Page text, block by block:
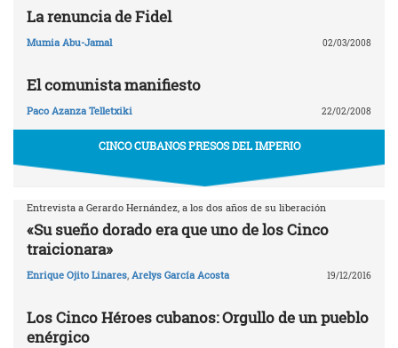
La renuncia de Fidel
Mumia Abu-Jamal 02/03/2008
El comunista manifiesto
Paco Azanza Telletxiki 22/02/2008
CINCO CUBANOS PRESOS DEL IMPERIO
Entrevista a Gerardo Hernández, a los dos años de su liberación
«Su sueño dorado era que uno de los Cinco
traicionara»
Enrique Ojito Linares, Arelys García Acosta 19/12/2016
Los Cinco Héroes cubanos: Orgullo de un pueblo
enérgico